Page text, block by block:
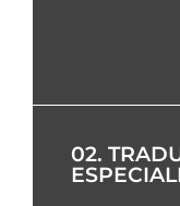
02.